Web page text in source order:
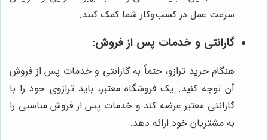
سرعت عمل در کسب‌وکار شما کمک کنند.
گارانتی و خدمات پس از فروش:
هنگام خرید ترازو، حتماً به گارانتی و خدمات پس از فروش
آن توجه کنید. یک فروشگاه معتبر، باید ترازوی خود را با
گارانتی معتبر عرضه کند و خدمات پس از فروش مناسبی را
به مشتریان خود ارائه دهد.